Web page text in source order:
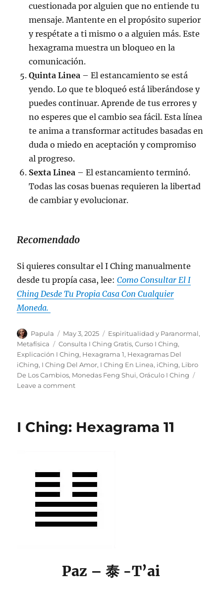
cuestionada por alguien que no entiende tu
mensaje. Mantente en el propósito superior
y respétate a ti mismo o a alguien más. Este
hexagrama muestra un bloqueo en la
comunicación.
Quinta Linea – El estancamiento se está
yendo. Lo que te bloqueó está liberándose y
puedes continuar. Aprende de tus errores y
no esperes que el cambio sea fácil. Esta línea
te anima a transformar actitudes basadas en
duda o miedo en aceptación y compromiso
al progreso.
Sexta Linea – El estancamiento terminó.
Todas las cosas buenas requieren la libertad
de cambiar y evolucionar.
Recomendado
Si quieres consultar el I Ching manualmente
desde tu propía casa, lee:Como Consultar El I
Ching Desde Tu Propia Casa Con Cualquier
Moneda.
Author
Papula
Posted
on
May 3, 2025 Categories
Espiritualidad y Paranormal,
Metafísica
Tags
Consulta I Ching Gratis,Curso I Ching,
Explicación I Ching, Hexagrama 1, Hexagramas Del
iChing, I Ching Del Amor, I Ching En Linea, iChing, Libro
De Los Cambios, Monedas Feng Shui,Oráculo I Ching
Leave a commenton
12
I Ching: Hexagrama 11
Paz – 泰 -T’ai